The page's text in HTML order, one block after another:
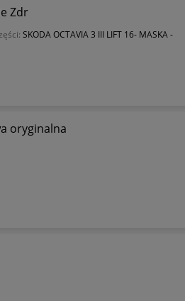
Zdr
SKODA OCTAVIA 3 III LIFT 16- MASKA -
oryginalna